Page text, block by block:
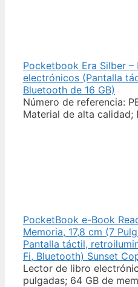
Pocketbook Era Silber
electrónicos (Pantalla
Bluetooth de 16 GB)
Número de referencia:
Material de alta calidad;
PocketBook e-Book
Memoria, 17,8 cm (7
Pantalla táctil,
Fi, Bluetooth) Sunset
Lector de libro
pulgadas; 64 GB de